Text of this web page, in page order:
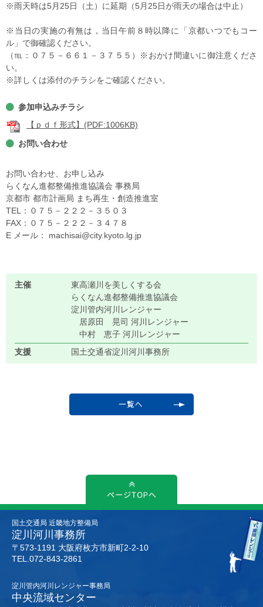
※雨天時は5月25日（土）に延期（5月25日が雨天の場合は中止）
※当日の実施の有無は，当日午前８時以降に「京都いつでもコー
ル」で御確認ください。
（℡：０７５－６６１－３７５５）※おかけ間違いに御注意くださ
い。
※詳しくは添付のチラシをご確認ください。
参加申込みチラシ
【ｐｄｆ形式】(PDF:1006KB)
お問い合わせ
お問い合わせ、お申し込み
らくなん進都整備推進協議会 事務局
京都市 都市計画局 まち再生・創造推進室
TEL：０７５－２２２－３５０３
FAX：０７５－２２２－３４７８
E メール： machisai@city.kyoto.lg.jp
主催
東高瀬川を美しくする会
らくなん進都整備推進協議会
淀川管内河川レンジャー
居原田 晃司 河川レンジャー
中村 恵子 河川レンジャー
支援
国土交通省淀川河川事務所
国土交通局 近畿地方整備局
淀川河川事務所
〒573-1191 大阪府枚方市新町2-2-10
TEL.072-843-2861
淀川管内河川レンジャー事務局
中央流域センター